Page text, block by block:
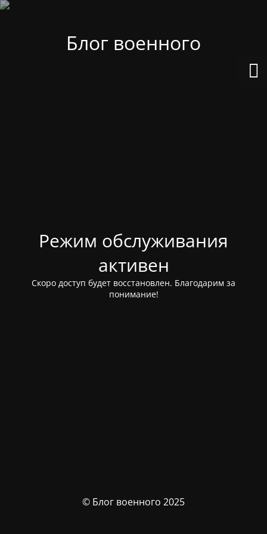
Блог военного
Режим обслуживания
активен
Скоро доступ будет восстановлен. Благодарим за
понимание!
© Блог военного 2025